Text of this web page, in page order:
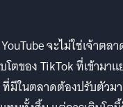
จะไม่ใช่เจ้าตล
โตของ TikTok ที่เข้ามาแ
ที่มีในตลาดต้องปรับตัวมา